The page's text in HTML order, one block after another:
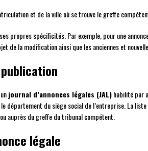
et de la ville où se trouve le greffe
propres spécificités. Par exemple, pour une
de la modification ainsi que les anciennes et
journal d’annonces légales (JAL)habilité par
département du siège social de l’entreprise. La
auprès du greffe du tribunal compétent.
légale